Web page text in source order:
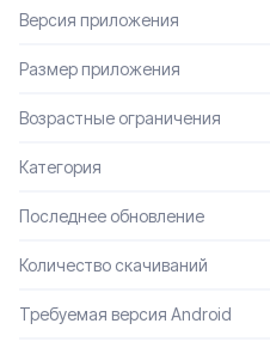
Версия приложения
Размер приложения
Возрастные ограничения
Категория
Последнее обновление
Количество скачиваний
Требуемая версия Android